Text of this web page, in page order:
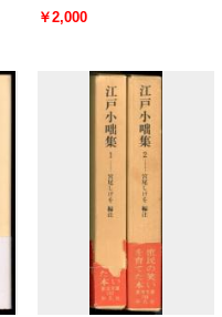
￥2,000